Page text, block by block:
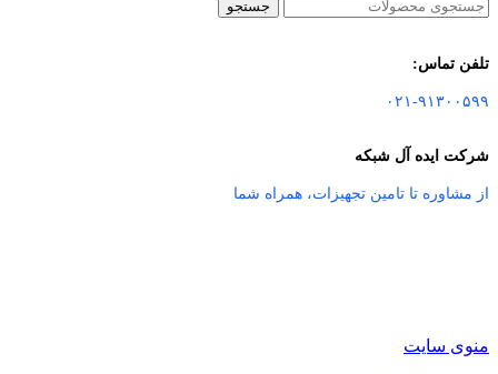
جستجو
تلفن تماس:
۰۲۱-۹۱۳۰۰۵۹۹
شرکت ایده آل شبکه
از مشاوره تا تامین تجهیزات، همراه شما
منوی سایت